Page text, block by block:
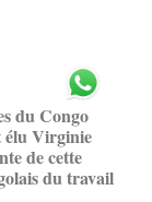
du Congo
élu Virginie
de cette
du travail